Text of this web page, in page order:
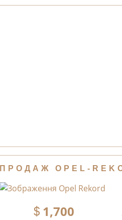
ПРОДАЖ OPEL-
1,700